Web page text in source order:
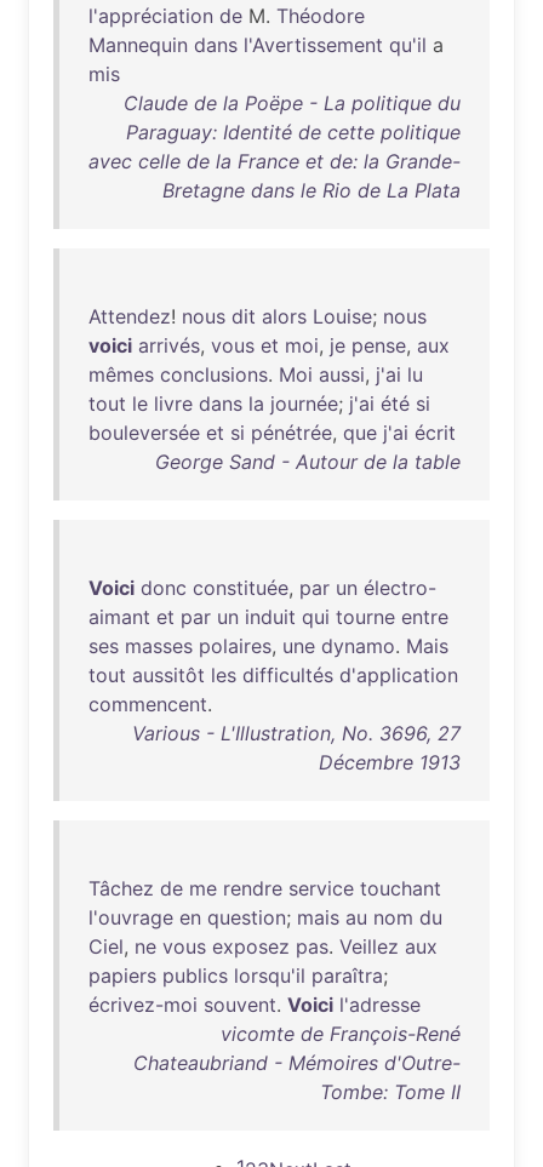
l'appréciation de M. Théodore
Mannequin dans l'Avertissement qu'il a
mis
Claude de la Poëpe - La politique du
Paraguay: Identité de cette politique
avec celle de la France et de: la Grande-
Bretagne dans le Rio de La Plata
Attendez! nous dit alors Louise; nous
voici arrivés, vous et moi, je pense, aux
mêmes conclusions. Moi aussi, j'ai lu
tout le livre dans la journée; j'ai été si
bouleversée et si pénétrée, que j'ai écrit
George Sand - Autour de la table
Voici donc constituée, par un électro-
aimant et par un induit qui tourne entre
ses masses polaires, une dynamo. Mais
tout aussitôt les difficultés d'application
commencent.
Various - L'Illustration, No. 3696, 27
Décembre 1913
Tâchez de me rendre service touchant
l'ouvrage en question; mais au nom du
Ciel, ne vous exposez pas. Veillez aux
papiers publics lorsqu'il paraîtra;
écrivez-moi souvent. Voici l'adresse
vicomte de François-René
Chateaubriand - Mémoires d'Outre-
Tombe: Tome II